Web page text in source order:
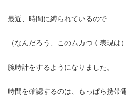
最近、時間に縛られているので
（なんだろう、このムカつく表現は）
腕時計をするようになりました。
時間を確認するのは、もっぱら携帯